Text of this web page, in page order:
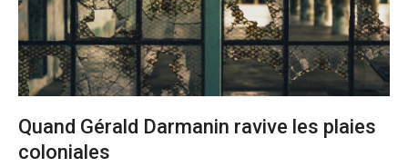
Quand Gérald Darmanin ravive les plaies
coloniales